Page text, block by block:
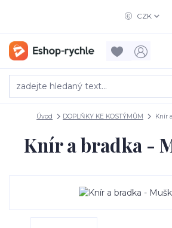
CZK
Úvod DOPLŇKY KE KOSTÝMŮM Knír
Knír a bradka -